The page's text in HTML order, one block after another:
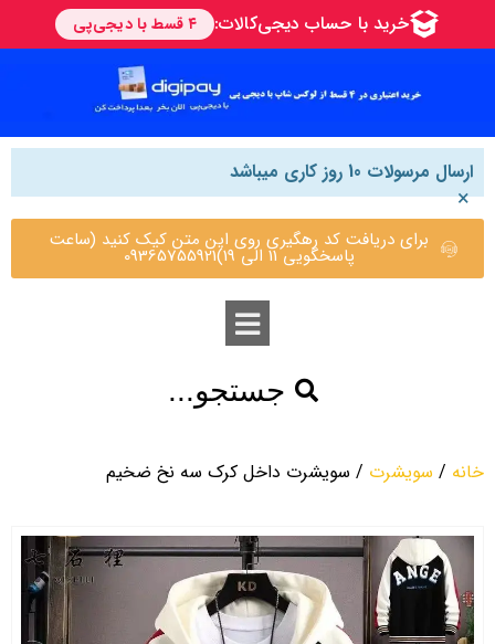
ارسال مرسولات 10 روز کاری میباشد
×
برای دریافت کد رهگیری روی این متن کیک کنید (ساعت
پاسخگویی 11 الی 19)09365755921
جستجو...
خانه / سویشرت / سویشرت داخل کرک سه نخ ضخیم